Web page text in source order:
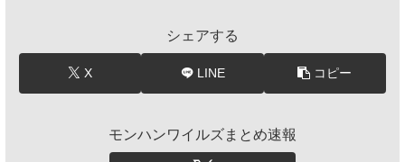
シェアする
X LINE コピー
モンハンワイルズまとめ速報